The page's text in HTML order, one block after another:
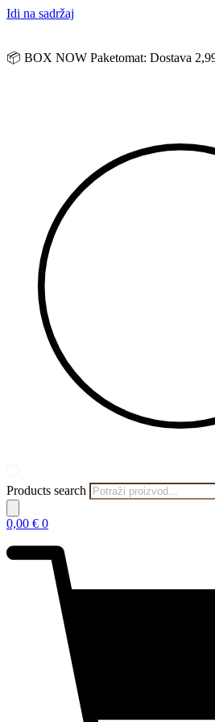
Idi na sadržaj
📦 BOX NOW Paketomat: Dostava
Products search
0,00 € 0